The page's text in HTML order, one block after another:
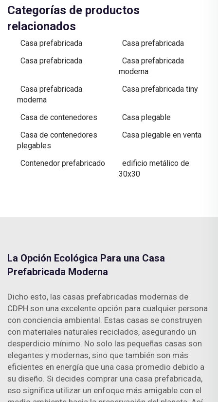
Categorías de productos
relacionados
Casa prefabricada
Casa prefabricada
Casa prefabricada
Casa prefabricada
moderna
Casa prefabricada
moderna
Casa prefabricada tiny
Casa de contenedores
Casa plegable
Casa de contenedores
plegables
Casa plegable en venta
Contenedor prefabricado
edificio metálico de
30x30
La Opción Ecológica Para una Casa
Prefabricada Moderna
Dicho esto, las casas prefabricadas modernas de
CDPH son una excelente opción para cualquier persona
con conciencia ambiental. Estas casas se construyen
con materiales naturales reciclados, asegurando un
desperdicio mínimo. No solo las pequeñas casas son
elegantes y modernas, sino que también son más
eficientes en energía que una casa promedio debido a
su diseño. Si decides comprar una casa prefabricada,
eso significa utilizar un enfoque más amigable con el